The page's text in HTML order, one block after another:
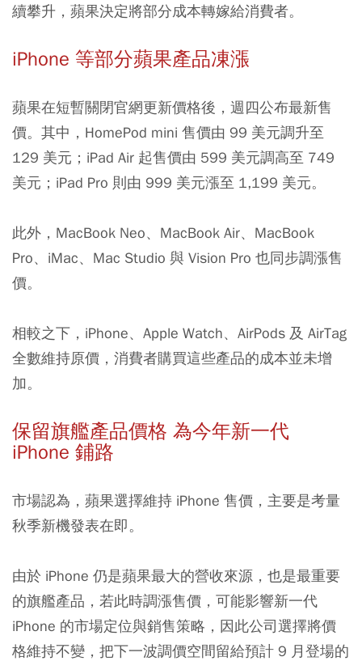
續攀升，蘋果決定將部分成本轉嫁給消費者。
iPhone 等部分蘋果產品凍漲
蘋果在短暫關閉官網更新價格後，週四公布最新售
價。其中，HomePod mini 售價由 99 美元調升至
129 美元；iPad Air 起售價由 599 美元調高至 749
美元；iPad Pro 則由 999 美元漲至 1,199 美元。
此外，MacBook Neo、MacBook Air、MacBook
Pro、iMac、Mac Studio 與 Vision Pro 也同步調漲售
價。
相較之下，iPhone、Apple Watch、AirPods 及 AirTag
全數維持原價，消費者購買這些產品的成本並未增
加。
保留旗艦產品價格 為今年新一代
iPhone 鋪路
市場認為，蘋果選擇維持 iPhone 售價，主要是考量
秋季新機發表在即。
由於 iPhone 仍是蘋果最大的營收來源，也是最重要
的旗艦產品，若此時調漲售價，可能影響新一代
iPhone 的市場定位與銷售策略，因此公司選擇將價
格維持不變，把下一波調價空間留給預計 9 月登場的